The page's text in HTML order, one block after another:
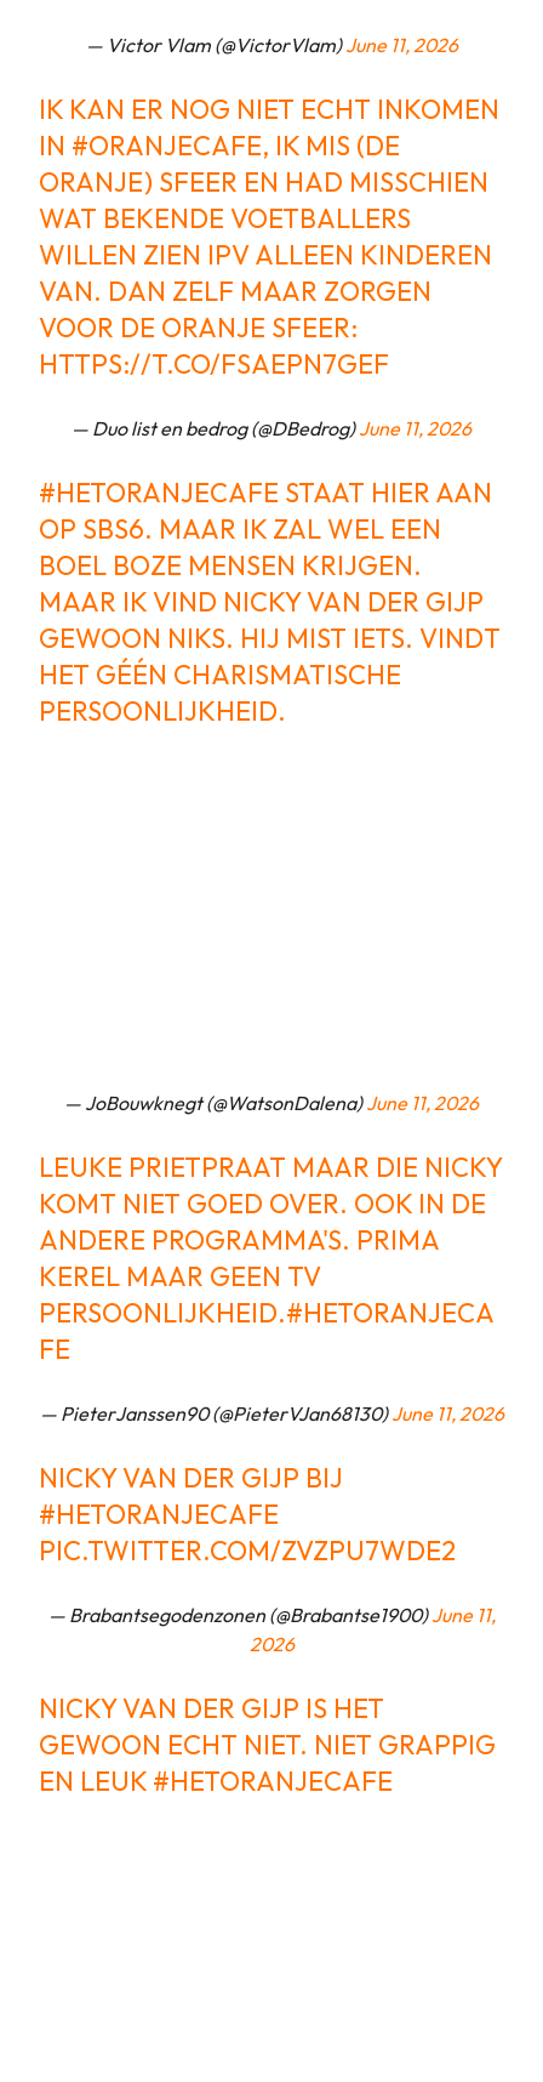
— Victor Vlam (@VictorVlam)June 11, 2026
IK KAN ER NOG NIET ECHT INKOMEN
IN #ORANJECAFE, IK MIS (DE
ORANJE) SFEER EN HAD MISSCHIEN
WAT BEKENDE VOETBALLERS
WILLEN ZIEN IPV ALLEEN KINDEREN
VAN. DAN ZELF MAAR ZORGEN
VOOR DE ORANJE SFEER:
HTTPS://T.CO/FSAEPN7GEF
— Duo list en bedrog (@DBedrog)June 11, 2026
#HETORANJECAFE STAAT HIER AAN
OP SBS6. MAAR IK ZAL WEL EEN
BOEL BOZE MENSEN KRIJGEN.
MAAR IK VIND NICKY VAN DER GIJP
GEWOON NIKS. HIJ MIST IETS. VINDT
HET GÉÉN CHARISMATISCHE
PERSOONLIJKHEID.
— JoBouwknegt (@WatsonDalena)June 11, 2026
LEUKE PRIETPRAAT MAAR DIE NICKY
KOMT NIET GOED OVER. OOK IN DE
ANDERE PROGRAMMA'S. PRIMA
KEREL MAAR GEEN TV
PERSOONLIJKHEID.#HETORANJECA
FE
— PieterJanssen90 (@PieterVJan68130)June 11, 2026
NICKY VAN DER GIJP BIJ
#HETORANJECAFE
PIC.TWITTER.COM/ZVZPU7WDE2
— Brabantsegodenzonen (@Brabantse1900)June 11,
2026
NICKY VAN DER GIJP IS HET
GEWOON ECHT NIET. NIET GRAPPIG
EN LEUK #HETORANJECAFE